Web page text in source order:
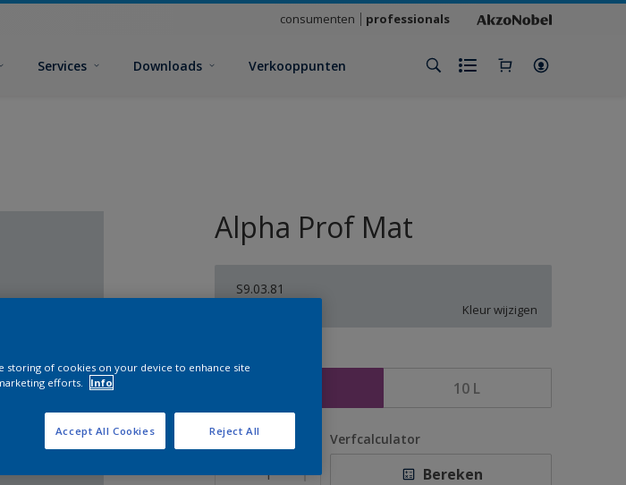
consumenten professionals
Services Downloads Verkooppunten
Alpha Prof Mat
S9.03.81
Kleur wijzigen
10 L
Aantal Verfcalculator
Bereken
storing of cookies on your device to enhance site
efforts.
Info
Reject All
Accept All Cookies